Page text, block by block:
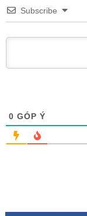
Subscribe
0 GÓP Ý